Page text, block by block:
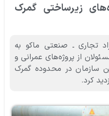
زیرساختی گمرک
تجاری ـ صنعتی ماکو به
از پروژه‌های عمرانی و
سازمان در محدوده گمرک
کرد.